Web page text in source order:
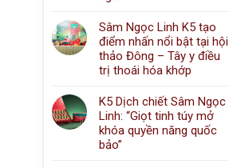
Sâm Ngọc Linh K5 tạo
điểm nhấn nổi bật tại hội
thảo Đông – Tây y điều
trị thoái hóa khớp
K5 Dịch chiết Sâm Ngọc
Linh: “Giọt tinh túy mở
khóa quyền năng quốc
bảo”